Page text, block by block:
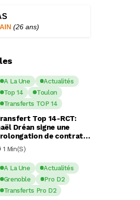
(26 ans)
A La Une
Actualités
Top 14
Toulon
Transferts TOP 14
Top 14-RCT:
Dréan signe une
de contrat
Toulon jusqu’en 2029
1 Min(s)
A La Une
Actualités
Grenoble
Pro D2
Transferts Pro D2